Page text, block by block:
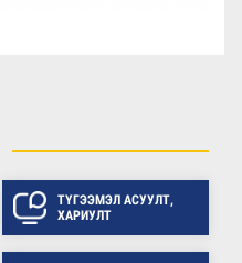
ТҮГЭЭМЭЛ АСУУЛТ,
ХАРИУЛТ